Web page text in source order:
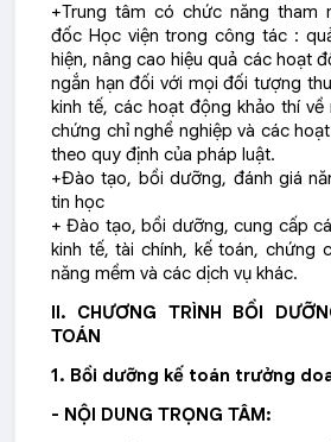
+Trung tâm có chức năng tham
đốc Học viện trong công tác :
hiện, nâng cao hiệu quả các hoạt
ngắn hạn đối với mọi đối tượng
kinh tế, các hoạt động khảo thí
chứng chỉ nghề nghiệp và các
theo quy định của pháp luật.
+Đào tạo, bồi dưỡng, đánh giá
tin học
+ Đào tạo, bồi dưỡng, cung cấp
kinh tế, tài chính, kế toán, chứng
năng mềm và các dịch vụ khác.
II. CHƯƠNG TRÌNH BỒI
TOÁN
1. Bồi dưỡng kế toán trưởng
- NỘI DUNG TRỌNG TÂM: